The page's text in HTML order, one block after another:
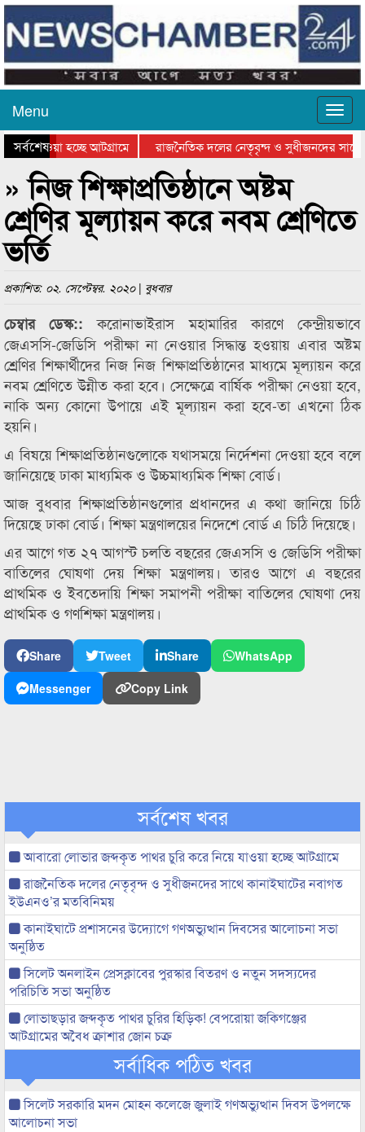
Menu
সর্বশেষ
যাওয়া হচ্ছে আটগ্রামে
রাজনৈতিক দলের নেতৃবৃন্দ ও সুধীজনদের সাথে
পুরস্কার বিতরণ সম্পন্ন
সিলেটে বাংলাদেশ গ্রুপ থিয়েটার
» নিজ শিক্ষাপ্রতিষ্ঠানে অষ্টম
শ্রেণির মূল্যায়ন করে নবম শ্রেণিতে
ভর্তি
প্রকাশিত: ০২. সেপ্টেম্বর. ২০২০ | বুধবার
চেম্বার ডেস্ক::করোনাভাইরাস মহামারির কারণে কেন্দ্রীয়ভাবে
জেএসসি-জেডিসি পরীক্ষা না নেওয়ার সিদ্ধান্ত হওয়ায় এবার অষ্টম
শ্রেণির শিক্ষার্থীদের নিজ নিজ শিক্ষাপ্রতিষ্ঠানের মাধ্যমে মূল্যায়ন করে
নবম শ্রেণিতে উন্নীত করা হবে। সেক্ষেত্রে বার্ষিক পরীক্ষা নেওয়া হবে,
নাকি অন্য কোনো উপায়ে এই মূল্যায়ন করা হবে-তা এখনো ঠিক
হয়নি।
এ বিষয়ে শিক্ষাপ্রতিষ্ঠানগুলোকে যথাসময়ে নির্দেশনা দেওয়া হবে বলে
জানিয়েছে ঢাকা মাধ্যমিক ও উচ্চমাধ্যমিক শিক্ষা বোর্ড।
আজ বুধবার শিক্ষাপ্রতিষ্ঠানগুলোর প্রধানদের এ কথা জানিয়ে চিঠি
দিয়েছে ঢাকা বোর্ড। শিক্ষা মন্ত্রণালয়ের নিদেশে বোর্ড এ চিঠি দিয়েছে।
এর আগে গত ২৭ আগস্ট চলতি বছরের জেএসসি ও জেডিসি পরীক্ষা
বাতিলের ঘোষণা দেয় শিক্ষা মন্ত্রণালয়। তারও আগে এ বছরের
প্রাথমিক ও ইবতেদায়ি শিক্ষা সমাপনী পরীক্ষা বাতিলের ঘোষণা দেয়
প্রাথমিক ও গণশিক্ষা মন্ত্রণালয়।
Share Tweet Share
WhatsApp
Messenger
Copy Link
সর্বশেষ খবর
আবারো লোভার জব্দকৃত পাথর চুরি করে নিয়ে যাওয়া হচ্ছে আটগ্রামে
রাজনৈতিক দলের নেতৃবৃন্দ ও সুধীজনদের সাথে কানাইঘাটের নবাগত
ইউএনও’র মতবিনিময়
কানাইঘাটে প্রশাসনের উদ্যোগে গণঅভ্যুত্থান দিবসের আলোচনা সভা
অনুষ্ঠিত
সিলেট অনলাইন প্রেসক্লাবের পুরস্কার বিতরণ ও নতুন সদস্যদের
পরিচিতি সভা অনুষ্ঠিত
লোভাছড়ার জব্দকৃত পাথর চুরির হিড়িক! বেপরোয়া জকিগঞ্জের
আটগ্রামের অবৈধ ক্রাশার জোন চক্র
সর্বাধিক পঠিত খবর
সিলেট সরকারি মদন মোহন কলেজে জুলাই গণঅভ্যুত্থান দিবস উপলক্ষে
আলোচনা সভা